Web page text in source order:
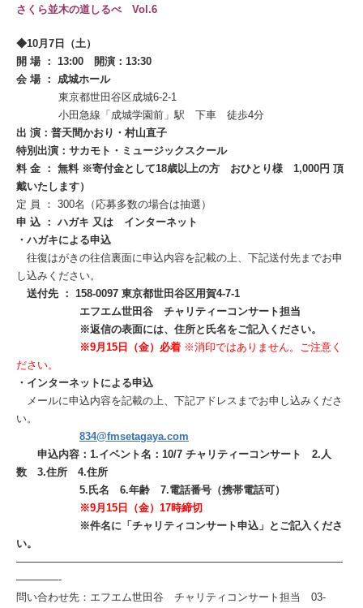
さくら並木の道しるべ Vol.6
◆10月7日（土）
開 場 ： 13:00 開演：13:30
会 場 ： 成城ホール
東京都世田谷区成城6-2-1
小田急線「成城学園前」駅 下車 徒歩4分
出 演：普天間かおり・村山直子
特別出演：サカモト・ミュージックスクール
料 金 ： 無料 ※寄付金として18歳以上の方 おひとり様 1,000円 頂
戴いたします）
定 員 ： 300名（応募多数の場合は抽選）
申 込 ： ハガキ 又は インターネット
・ハガキによる申込
往復はがきの往信裏面に申込内容を記載の上、下記送付先までお申
し込みください。
送付先 ： 158-0097 東京都世田谷区用賀4-7-1
エフエム世田谷 チャリティーコンサート担当
※返信の表面には、住所と氏名をご記入ください。
※9月15日（金）必着 ※消印ではありません。ご注意く
ださい。
・インターネットによる申込
メールに申込内容を記載の上、下記アドレスまでお申し込みくださ
い。
834@fmsetagaya.com
申込内容：1.イベント名：10/7 チャリティーコンサート 2.人
数 3.住所 4.住所
5.氏名 6.年齢 7.電話番号（携帯電話可）
※9月15日（金）17時締切
※件名に「チャリティコンサート申込」とご記入くださ
い。
———————————————————————————————
————-
問い合わせ先：エフエム世田谷 チャリティコンサート担当 03-